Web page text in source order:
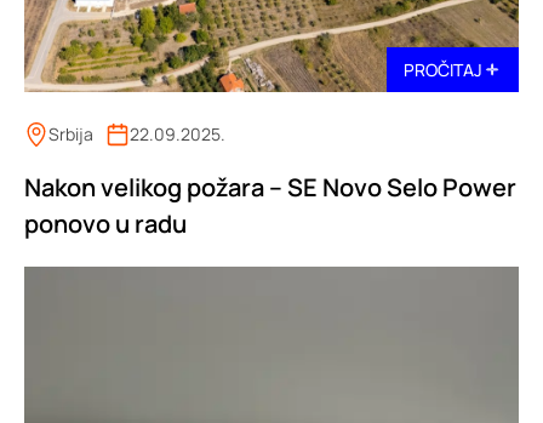
PROČITAJ
Srbija 22.09.2025.
Nakon velikog požara – SE Novo Selo Power
ponovo u radu